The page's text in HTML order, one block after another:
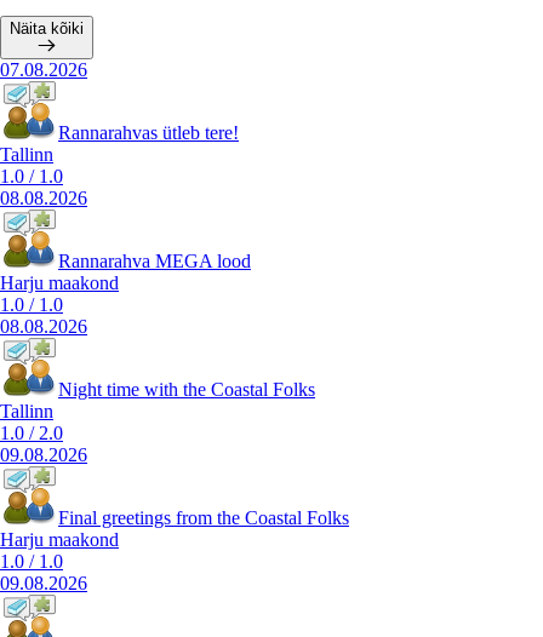
Näita kõiki
07.08.2026
Rannarahvas ütleb tere!
Tallinn
1.0 / 1.0
08.08.2026
Rannarahva MEGA lood
Harju maakond
1.0 / 1.0
08.08.2026
Night time with the Coastal Folks
Tallinn
1.0 / 2.0
09.08.2026
Final greetings from the Coastal Folks
Harju maakond
1.0 / 1.0
09.08.2026